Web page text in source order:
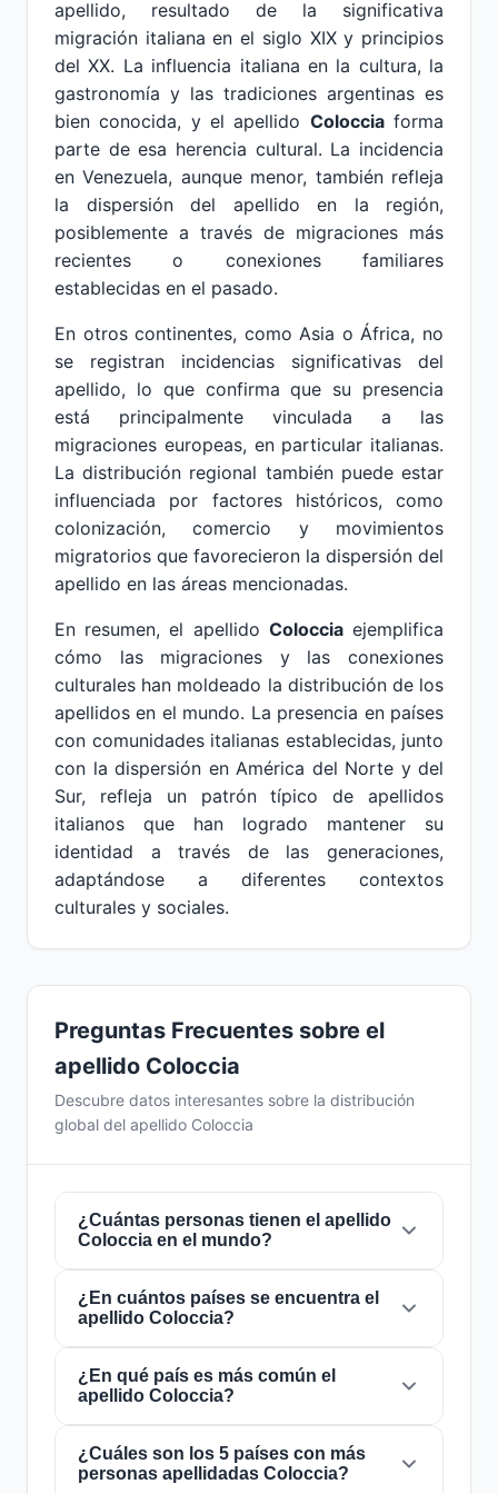
apellido, resultado de la significativa
migración italiana en el siglo XIX y principios
del XX. La influencia italiana en la cultura, la
gastronomía y las tradiciones argentinas es
bien conocida, y el apellido Colocciaforma
parte de esa herencia cultural. La incidencia
en Venezuela, aunque menor, también refleja
la dispersión del apellido en la región,
posiblemente a través de migraciones más
recientes o conexiones familiares
establecidas en el pasado.
En otros continentes, como Asia o África, no
se registran incidencias significativas del
apellido, lo que confirma que su presencia
está principalmente vinculada a las
migraciones europeas, en particular italianas.
La distribución regional también puede estar
influenciada por factores históricos, como
colonización, comercio y movimientos
migratorios que favorecieron la dispersión del
apellido en las áreas mencionadas.
En resumen, el apellido Colocciaejemplifica
cómo las migraciones y las conexiones
culturales han moldeado la distribución de los
apellidos en el mundo. La presencia en países
con comunidades italianas establecidas, junto
con la dispersión en América del Norte y del
Sur, refleja un patrón típico de apellidos
italianos que han logrado mantener su
identidad a través de las generaciones,
adaptándose a diferentes contextos
culturales y sociales.
Preguntas Frecuentes sobre el
apellido Coloccia
Descubre datos interesantes sobre la distribución
global del apellido Coloccia
¿Cuántas personas tienen el apellido
Coloccia en el mundo?
Actualmente hay aproximadamente231
personascon el apellido
mundo. Esto significa que aproximadamente 1
de cada34,632,035 personasen el mundo
lleva este apellido. Se encuentra presente en
países, lo que refleja su distribución global.
¿En cuántos países se encuentra el
apellido Coloccia?
El apellidoColocciaestá presente en
de todo el mundo. Esto lo clasifica como un
apellido de alcancelocal. Su presencia en
múltiples países indica patrones históricos de
migración y dispersión familiar a lo largo de los
¿En qué país es más común el
apellido Coloccia?
El apellidoColocciaes más común enEstados
Unidos, donde lo portan aproximadamente
¿Cuáles son los 5 países con más
personas apellidadas Coloccia?